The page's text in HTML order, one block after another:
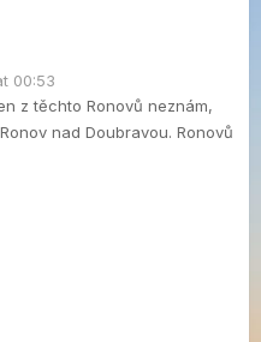
00:53
z těchto Ronovů neznám,
nad Doubravou. Ronovů